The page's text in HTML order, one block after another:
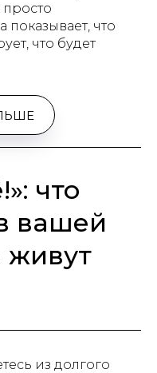
просто
что
что будет
что
вашей
живут
из долгого